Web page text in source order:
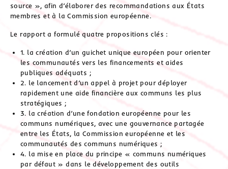
source », afin d’élaborer des recommandations aux États
membres et à la Commission européenne.
Le rapport a formulé quatre propositions clés :
1. la création d’un guichet unique européen pour orienter
les communautés vers les financements et aides
publiques adéquats ;
2. le lancement d’un appel à projet pour déployer
rapidement une aide financière aux communs les plus
stratégiques ;
3. la création d’une fondation européenne pour les
communs numériques, avec une gouvernance partagée
entre les États, la Commission européenne et les
communautés des communs numériques ;
4. la mise en place du principe « communs numériques
par défaut » dans le développement des outils